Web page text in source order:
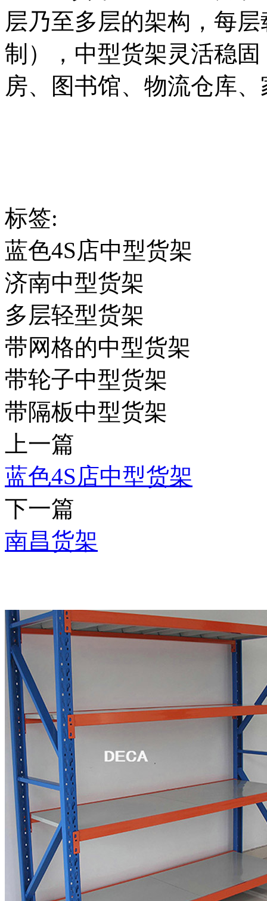
层乃至多层的架构，每
制），中型货架灵活稳
房、图书馆、物流仓库
标签:
蓝色4S店中型货架
济南中型货架
多层轻型货架
带网格的中型货架
带轮子中型货架
带隔板中型货架
上一篇
蓝色4S店中型货架
下一篇
南昌货架